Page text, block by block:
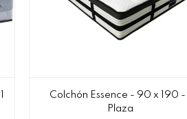
Colchón Essence - 90 x 190 - 1
Plaza